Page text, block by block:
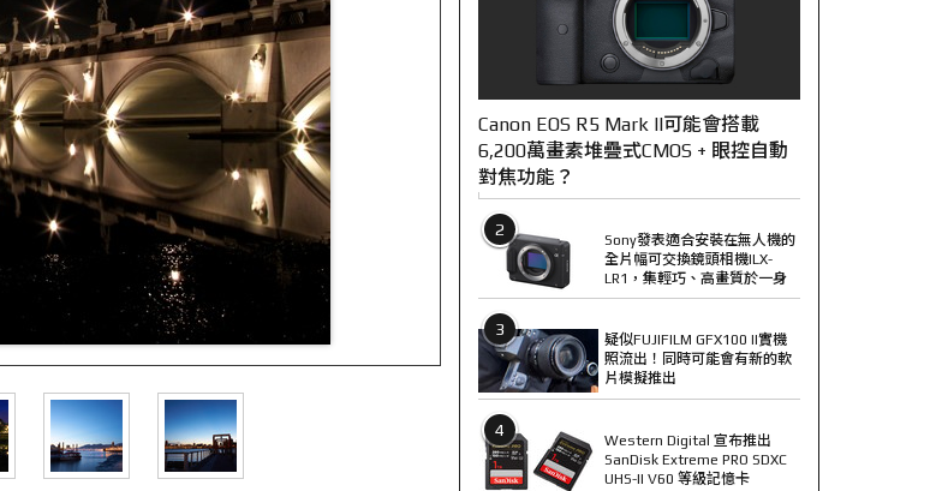
Canon EOS R5 Mark II可能會搭載
6,200萬畫素堆疊式CMOS + 眼控自動
對焦功能？
2
Sony發表適合安裝在無人機的
全片幅可交換鏡頭相機ILX-
LR1，集輕巧、高畫質於一身
3
疑似FUJIFILM GFX100 II實機
照流出！同時可能會有新的軟
片模擬推出
4
Western Digital 宣布推出
SanDisk Extreme PRO SDXC
UHS-II V60 等級記憶卡